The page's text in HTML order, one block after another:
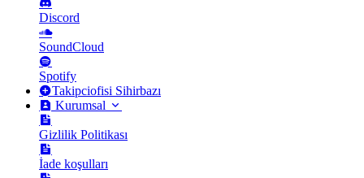
Discord
SoundCloud
Spotify
Takipciofisi Sihirbazı
Kurumsal
Gizlilik Politikası
İade koşulları